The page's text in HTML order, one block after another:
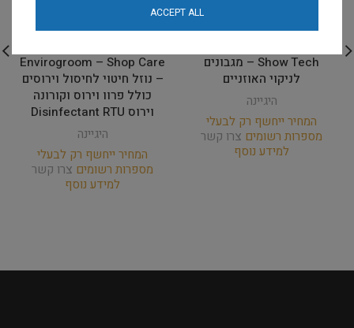
Show Tech – מגבונים
לניקוי האוזניים
היגיינה
המחיר ייחשף רק לבעלי
מספרות רשומים צרו קשר
למידע נוסף
Envirogroom – Shop Care
– נוזל חיטוי לחיסול וירוסים
כולל פרוו וירוס וקורונה
וירוס Disinfectant RTU
היגיינה
המחיר ייחשף רק לבעלי
מספרות רשומים צרו קשר
למידע נוסף
ACCEPT ALL